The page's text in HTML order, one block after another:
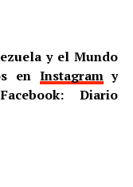
y el Mundo
en Instagramy
Diario